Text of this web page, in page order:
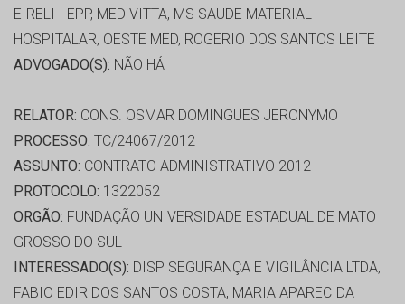
EIRELI - EPP, MED VITTA, MS SAUDE MATERIAL
HOSPITALAR, OESTE MED, ROGERIO DOS SANTOS LEITE
ADVOGADO(S): NÃO HÁ
RELATOR: CONS. OSMAR DOMINGUES JERONYMO
PROCESSO: TC/24067/2012
ASSUNTO: CONTRATO ADMINISTRATIVO 2012
PROTOCOLO: 1322052
ORGÃO: FUNDAÇÃO UNIVERSIDADE ESTADUAL DE MATO
GROSSO DO SUL
INTERESSADO(S): DISP SEGURANÇA E VIGILÂNCIA LTDA,
FABIO EDIR DOS SANTOS COSTA, MARIA APARECIDA